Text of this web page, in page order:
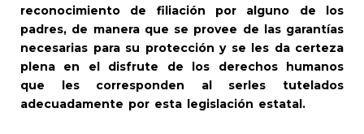
reconocimiento de filiación por alguno de los
padres, de manera que se provee de las garantías
necesarias para su protección y se les da certeza
plena en el disfrute de los derechos humanos
que les corresponden al serles tutelados
adecuadamente por esta legislación estatal.